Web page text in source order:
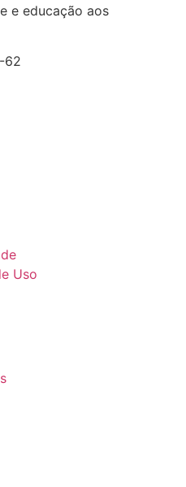
e educação aos
62
Uso